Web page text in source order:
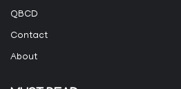
QBCD
Contact
About